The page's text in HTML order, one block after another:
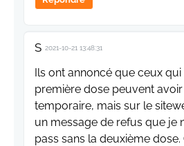
S 2021-10-21 13:48:31
Ils ont annoncé que ceux qui
première dose peuvent
temporaire, mais sur le
un message de refus que je
pass sans la deuxième dose.